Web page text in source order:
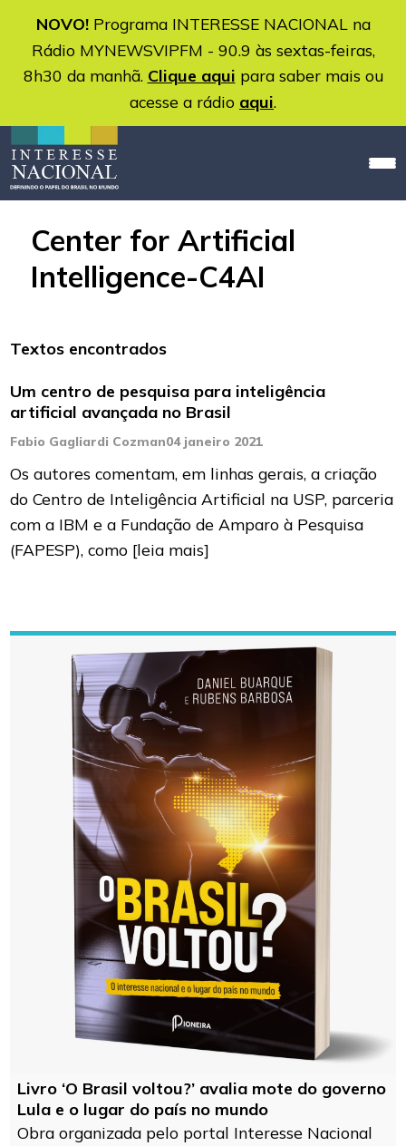
NOVO!Programa INTERESSE NACIONAL na
Rádio MYNEWSVIPFM - 90.9 às sextas-feiras,
8h30 da manhã. Clique aqui para saber mais ou
acesse a rádio aqui.
Center for Artificial
Intelligence-C4AI
Textos encontrados
Um centro de pesquisa para inteligência
artificial avançada no Brasil
Fabio Gagliardi Cozman04 janeiro 2021
Os autores comentam, em linhas gerais, a criação
do Centro de Inteligência Artificial na USP, parceria
com a IBM e a Fundação de Amparo à Pesquisa
(FAPESP), como [leia mais]
Livro ‘O Brasil voltou?’ avalia mote do governo
Lula e o lugar do país no mundo
Obra organizada pelo portal Interesse Nacional